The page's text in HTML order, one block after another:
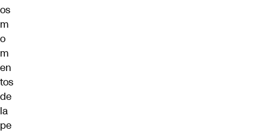
os
m
o
m
en
tos
de
la
pe